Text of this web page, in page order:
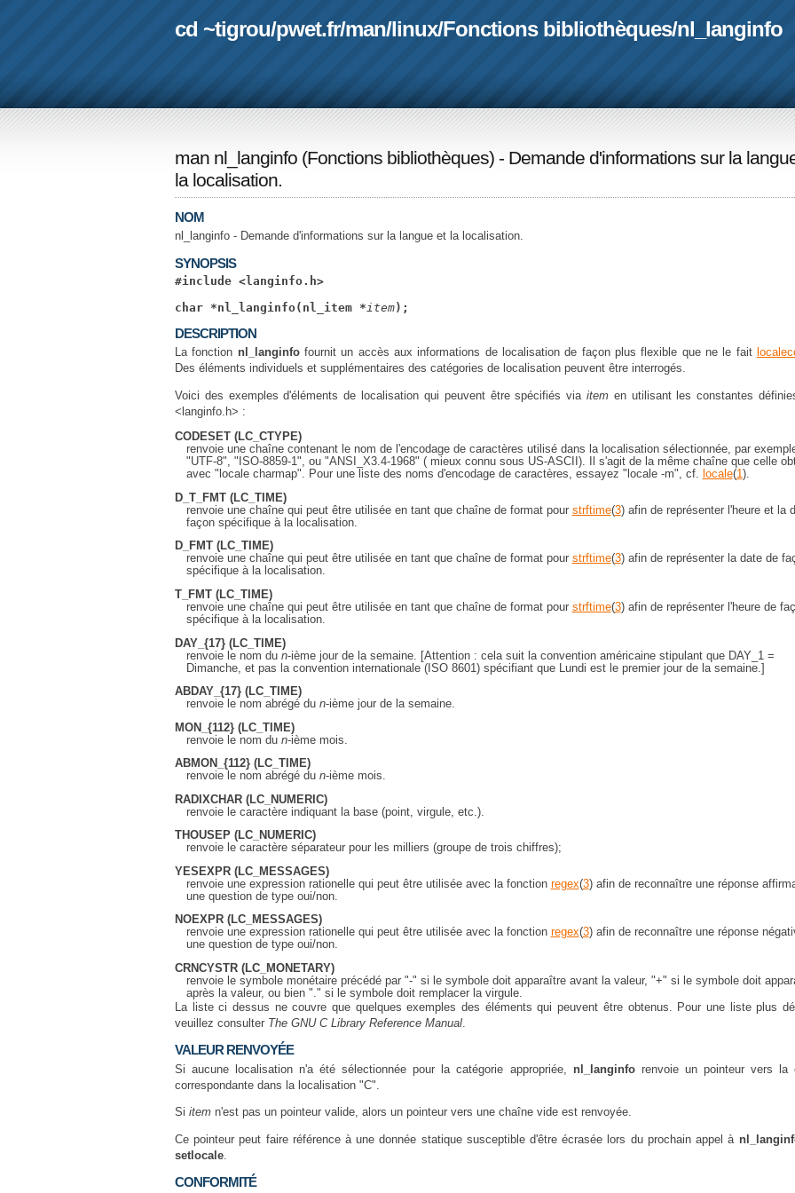
cd ~tigrou/pwet.fr/man/linux/Fonctions bibliothèques/nl_langinfo
man nl_langinfo (Fonctions bibliothèques) - Demande d'informations sur la
la localisation.
NOM
nl_langinfo - Demande d'informations sur la langue et la localisation.
SYNOPSIS
#include <langinfo.h>
char *nl_langinfo(nl_item *item);
DESCRIPTION
La fonction nl_langinfofournit un accès aux informations de localisation de façon plus flexible que ne le fait
Des éléments individuels et supplémentaires des catégories de localisation peuvent être interrogés.
Voici des exemples d'éléments de localisation qui peuvent être spécifiés viaitem en utilisant les constantes
<langinfo.h> :
CODESET (LC_CTYPE)
renvoie une chaîne contenant le nom de l'encodage de caractères utilisé dans la localisation sélectionnée, par
"UTF-8", "ISO-8859-1", ou "ANSI_X3.4-1968" ( mieux connu sous US-ASCII). Il s'agit de la même chaîne que celle
avec "locale charmap". Pour une liste des noms d'encodage de caractères, essayez "locale -m", cf. locale(1).
D_T_FMT (LC_TIME)
renvoie une chaîne qui peut être utilisée en tant que chaîne de format pour strftime(3) afin de représenter l'heure et la
façon spécifique à la localisation.
D_FMT (LC_TIME)
renvoie une chaîne qui peut être utilisée en tant que chaîne de format pour strftime(3) afin de représenter la date de
spécifique à la localisation.
T_FMT (LC_TIME)
renvoie une chaîne qui peut être utilisée en tant que chaîne de format pour strftime(3) afin de représenter l'heure de
spécifique à la localisation.
DAY_ {17} (LC_TIME)
renvoie le nom du n-ième jour de la semaine. [Attention : cela suit la convention américaine stipulant que DAY_1 =
Dimanche, et pas la convention internationale (ISO 8601) spécifiant que Lundi est le premier jour de la semaine.]
ABDAY_ {17} (LC_TIME)
renvoie le nom abrégé du n-ième jour de la semaine.
MON_ {112} (LC_TIME)
renvoie le nom du n-ième mois.
ABMON_ {112} (LC_TIME)
renvoie le nom abrégé du n-ième mois.
RADIXCHAR (LC_NUMERIC)
renvoie le caractère indiquant la base (point, virgule, etc.).
THOUSEP (LC_NUMERIC)
renvoie le caractère séparateur pour les milliers (groupe de trois chiffres);
YESEXPR (LC_MESSAGES)
renvoie une expression rationelle qui peut être utilisée avec la fonction regex(3) afin de reconnaître une réponse
une question de type oui/non.
NOEXPR (LC_MESSAGES)
renvoie une expression rationelle qui peut être utilisée avec la fonction regex(3) afin de reconnaître une réponse
une question de type oui/non.
CRNCYSTR (LC_MONETARY)
renvoie le symbole monétaire précédé par "-" si le symbole doit apparaître avant la valeur, "+" si le symbole doit
après la valeur, ou bien "." si le symbole doit remplacer la virgule.
La liste ci dessus ne couvre que quelques exemples des éléments qui peuvent être obtenus. Pour une liste plus
veuillez consulter The GNU C Library Reference Manual
VALEUR RENVOYÉE
Si aucune localisation n'a été sélectionnée pour la catégorie appropriée, nl_langinforenvoie un pointeur vers la
correspondante dans la localisation "C".
Si item n'est pas un pointeur valide, alors un pointeur vers une chaîne vide est renvoyée.
Ce pointeur peut faire référence à une donnée statique susceptible d'être écrasée lors du prochain appel à
setlocale.
CONFORMITÉ